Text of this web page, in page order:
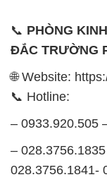
📞 PHÒNG
ĐẮC TRƯỜNG
🌐 Website:
📞 Hotline:
– 0933.920.505
–
028.3756.1841-